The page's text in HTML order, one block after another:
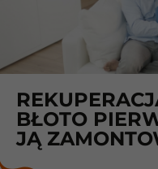
BŁOTO
JĄ